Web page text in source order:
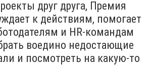
друг друга, Премия
к действиям, помогает
и HR-командам
воедино недостающие
и посмотреть на какую-то